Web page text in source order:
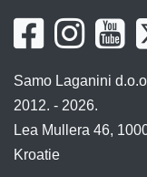
Samo Laganini
2012. - 2026.
Lea Mullera 46,
Kroatie